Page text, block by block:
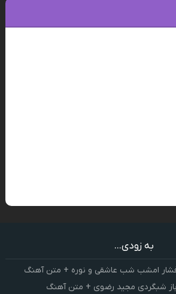
به زودی...
امشب شب عاشقی و نوره + متن آهنگ
باز شبگردی مجید رضوی + متن آهنگ